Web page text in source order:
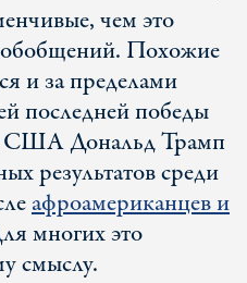
чем это
обобщений. Похожие
и за пределами
последней победы
США Дональд Трамп
результатов среди
афроамериканцев и
многих это
смыслу.